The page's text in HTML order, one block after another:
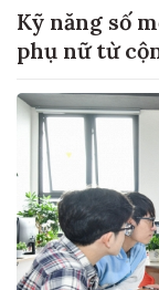
Kỹ năng số
phụ nữ từ